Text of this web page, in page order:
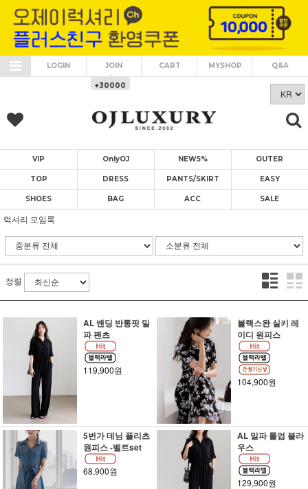
LOGIN
JOIN
+30000
CART MYSHOP Q&A
VIP OnlyOJ NEW5% OUTER
TOP DRESS PANTS/SKIRT EASY
SHOES BAG ACC SALE
럭셔리 모임룩
정렬
AL 밴딩 반통핏 밀
파 팬츠
119,900원
블랙스완 실키 레
이디 원피스
104,900원
5번가 데님 플리츠
원피스 -벨트set
68,900원
AL 밀파 롤업 블라
우스
129,900원